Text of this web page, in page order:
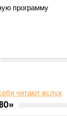
программу